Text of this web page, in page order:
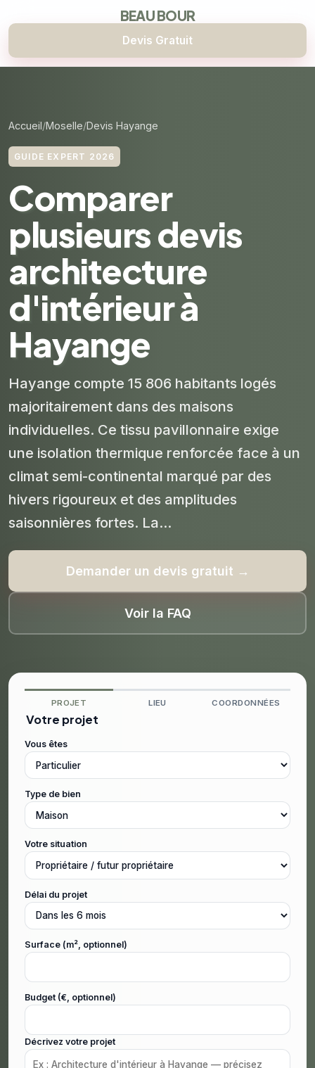
BEAU BOUR
Devis Gratuit
Accueil Moselle Devis Hayange
GUIDE EXPERT 2026
Comparer
plusieurs devis
architecture
d'intérieur à
Hayange
Hayange compte 15 806 habitants logés
majoritairement dans des maisons
individuelles. Ce tissu pavillonnaire exige
une isolation thermique renforcée face à un
climat semi-continental marqué par des
hivers rigoureux et des amplitudes
saisonnières fortes. La...
Demander un devis gratuit →
Voir la FAQ
PROJET LIEU COORDONNÉES
Votre projet
Vous êtes
Type de bien
Votre situation
Délai du projet
Surface (m², optionnel)
Budget (€, optionnel)
Décrivez votre projet